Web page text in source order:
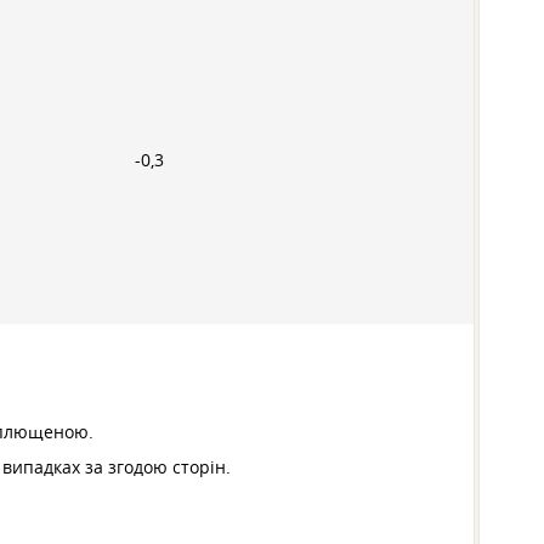
-0,3
за згодою сторін.